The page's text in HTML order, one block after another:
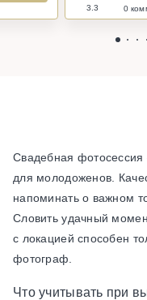
3.3 0
Свадебная
для молодоженов.
напоминать о важном
Словить удачный
с локацией способен
фотограф.
Что учитывать при